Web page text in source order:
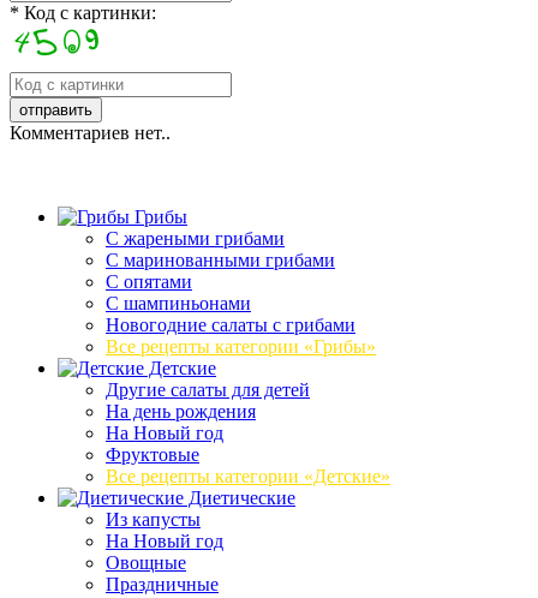
* Код с картинки:
Комментариев нет..
Грибы
C жареными грибами
C маринованными грибами
C опятами
C шампиньонами
Новогодние салаты с грибами
Все рецепты категории «Грибы»
Детские
Другие салаты для детей
На день рождения
На Новый год
Фруктовые
Все рецепты категории «Детские»
Диетические
Из капусты
На Новый год
Овощные
Праздничные